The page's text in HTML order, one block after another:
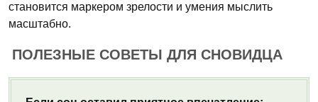
становится маркером зрелости и умения мыслить
масштабно.
ПОЛЕЗНЫЕ СОВЕТЫ ДЛЯ СНОВИДЦА